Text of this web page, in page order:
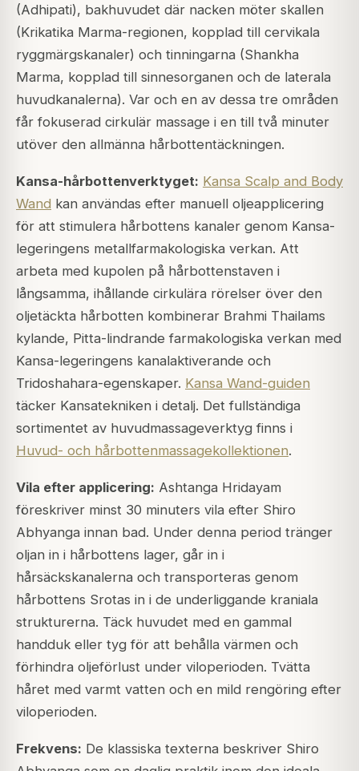
(Adhipati), bakhuvudet där nacken möter skallen
(Krikatika Marma-regionen, kopplad till cervikala
ryggmärgskanaler) och tinningarna (Shankha
Marma, kopplad till sinnesorganen och de laterala
huvudkanalerna). Var och en av dessa tre områden
får fokuserad cirkulär massage i en till två minuter
utöver den allmänna hårbottentäckningen.
Kansa-hårbottenverktyget: Kansa Scalp and Body
Wand kan användas efter manuell oljeapplicering
för att stimulera hårbottens kanaler genom Kansa-
legeringens metallfarmakologiska verkan. Att
arbeta med kupolen på hårbottenstaven i
långsamma, ihållande cirkulära rörelser över den
oljetäckta hårbotten kombinerar Brahmi Thailams
kylande, Pitta-lindrande farmakologiska verkan med
Kansa-legeringens kanalaktiverande och
Tridoshahara-egenskaper. Kansa Wand-guiden
täcker Kansatekniken i detalj. Det fullständiga
sortimentet av huvudmassageverktyg finns i
Huvud- och hårbottenmassagekollektionen.
Vila efter applicering: Ashtanga Hridayam
föreskriver minst 30 minuters vila efter Shiro
Abhyanga innan bad. Under denna period tränger
oljan in i hårbottens lager, går in i
hårsäckskanalerna och transporteras genom
hårbottens Srotas in i de underliggande kraniala
strukturerna. Täck huvudet med en gammal
handduk eller tyg för att behålla värmen och
förhindra oljeförlust under viloperioden. Tvätta
håret med varmt vatten och en mild rengöring efter
viloperioden.
Frekvens: De klassiska texterna beskriver Shiro